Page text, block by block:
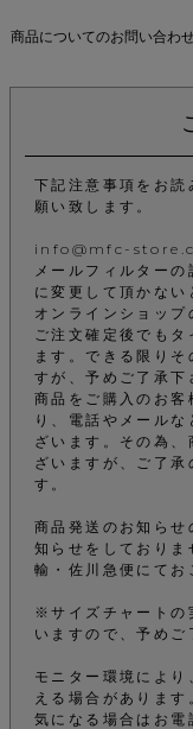
商品についてのお問い合わ
下記注意事項をお読
願い致します。
info@mfc-
メールフィルター
に変更して頂かない
オンラインショップ
ご注文確定後でも
ます。できる限り
すが、予めご了承下
商品をご購入のお客
り、電話やメール
ざいます。その為
ざいますが、ご了承
す。
商品発送のお知らせ
知らせをしており
輸・佐川急便にてお
※サイズチャートの
いますので、予めご
モニター環境によ
える場合がありま
気になる場合はお電